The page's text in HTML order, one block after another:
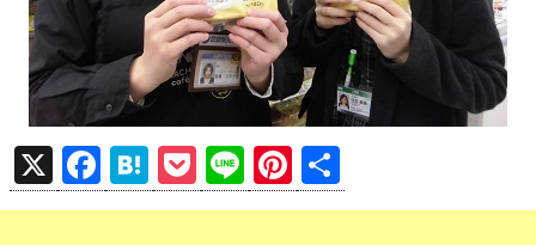
X
F
a
H
at
P
o
Li
n
Pi
nt 有